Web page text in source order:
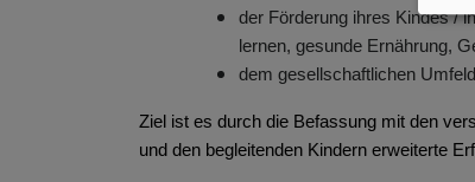
der Förderung ihres Kindes /
lernen, gesunde Ernährung,
dem gesellschaftlichen
Ziel ist es durch die Befassung mit den
und den begleitenden Kindern erweiterte